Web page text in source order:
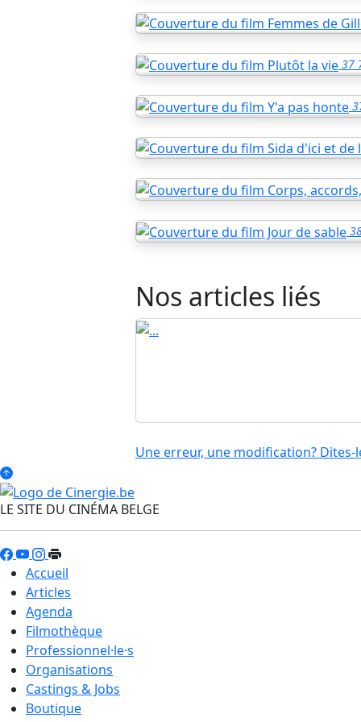
37
Nos articles liés
Une erreur, une modification? Dites-
LE SITE DU CINÉMA BELGE
Accueil
Articles
Agenda
Filmothèque
Professionnel·le·s
Organisations
Castings & Jobs
Boutique